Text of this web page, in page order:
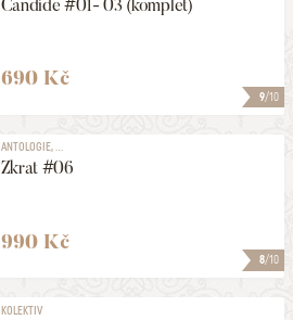
9/10
Candide #01- 03 (komplet)
690 Kč
8/10
ANTOLOGIE, ...
Zkrat #06
990 Kč
KOLEKTIV